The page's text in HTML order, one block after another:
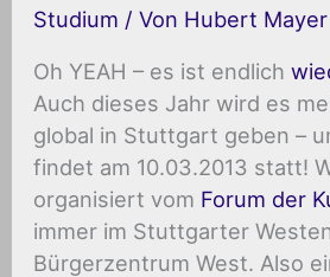
Studium / Von Hubert Mayer
Oh YEAH – es ist endlich
Auch dieses Jahr wird es
global in Stuttgart geben –
findet am 10.03.2013 statt!
organisiert vom Forum der
immer im Stuttgarter
Bürgerzentrum West. Also